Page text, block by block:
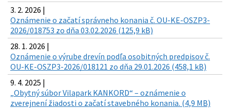
3. 2. 2026 |
Oznámenie o začatí správneho konania č. OU-KE-OSZP3-
2026/018753 zo dňa 03.02.2026 (125,9 kB)
28. 1. 2026 |
Oznámenie o výrube drevín podľa osobitných predpisov č.
OU-KE-OSZP3-2026/018121 zo dňa 29.01.2026 (458,1 kB)
9. 4. 2025 |
„Obytný súbor Vilapark KANKORD“ – oznámenie o
zverejnení žiadosti o začatí stavebného konania. (4,9 MB)